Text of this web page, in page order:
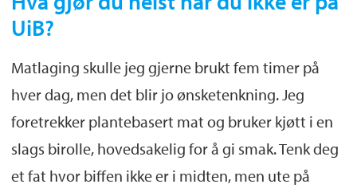
UiB?
Matlaging skulle jeg gjerne brukt fem timer på
hver dag, men det blir jo ønsketenkning. Jeg
foretrekker plantebasert mat og bruker kjøtt i en
slags birolle, hovedsakelig for å gi smak. Tenk deg
et fat hvor biffen ikke er i midten, men ute på